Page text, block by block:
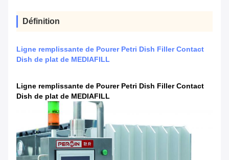
Définition
Ligne remplissante de Pourer Petri Dish Filler Contact
Dish de plat de MEDIAFILL
Ligne remplissante de Pourer Petri Dish Filler Contact
Dish de plat de MEDIAFILL